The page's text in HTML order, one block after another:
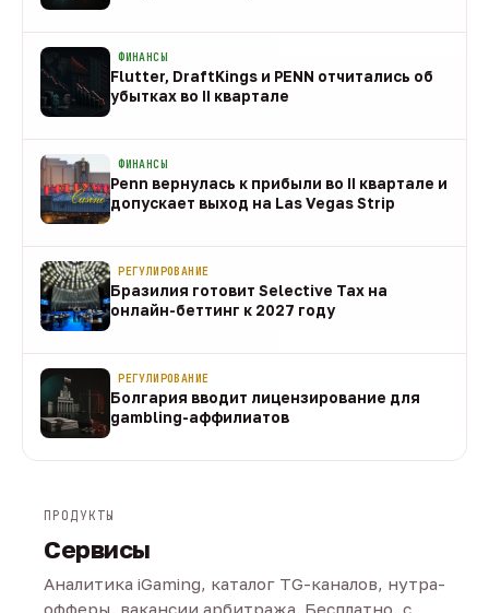
ФИНАНСЫ
Flutter, DraftKings и PENN отчитались об
убытках во II квартале
ФИНАНСЫ
Penn вернулась к прибыли во II квартале и
допускает выход на Las Vegas Strip
РЕГУЛИРОВАНИЕ
Бразилия готовит Selective Tax на
онлайн-беттинг к 2027 году
РЕГУЛИРОВАНИЕ
Болгария вводит лицензирование для
gambling-аффилиатов
ПРОДУКТЫ
Сервисы
Аналитика iGaming, каталог TG-каналов, нутра-
офферы, вакансии арбитража. Бесплатно, с